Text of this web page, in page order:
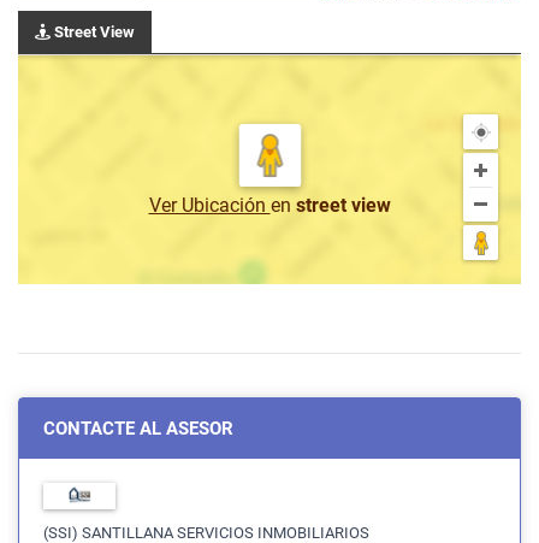
Street View
Ver Ubicación en street view
CONTACTE AL ASESOR
(SSI) SANTILLANA SERVICIOS INMOBILIARIOS